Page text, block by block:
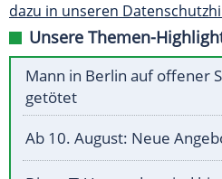
dazu in unseren
Unsere Themen-
Mann in Berlin auf offener
getötet
Ab 10. August: Neue